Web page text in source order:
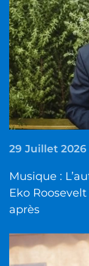
29 Juillet 2026
Musique :
Eko
après